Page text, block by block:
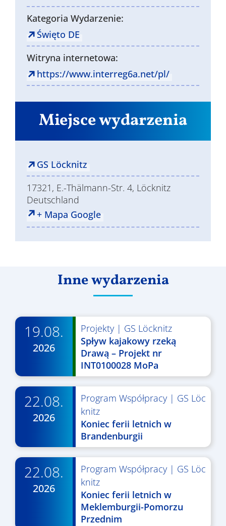
Kategoria Wydarzenie:
Święto DE
Witryna internetowa:
https://www.interreg6a.net/pl/
Miejsce wydarzenia
GS Löcknitz
17321, E.-Thälmann-Str. 4, Löcknitz
Deutschland
+ Mapa Google
Inne wydarzenia
19.08.
2026
Projekty| GS Löcknitz
Spływ kajakowy rzeką
Drawą – Projekt nr
INT0100028 MoPa
22.08.
2026
Program Współpracy| GS Löc
knitz
Koniec ferii letnich w
Brandenburgii
22.08.
2026
Program Współpracy| GS Löc
knitz
Koniec ferii letnich w
Meklemburgii-Pomorzu
Przednim